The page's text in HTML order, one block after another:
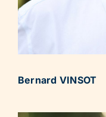
Bernard VINSOT